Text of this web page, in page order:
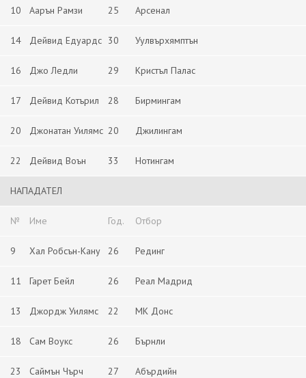
10 Аарън Рамзи 25 Арсенал
14 Дейвид Едуардс 30 Уулвърхямптън
16 Джо Ледли 29 Кристъл Палас
17 Дейвид Котърил 28 Бирмингам
20 Джонатан Уилямс 20 Джилингам
22 Дейвид Воън 33 Нотингам
НАПАДАТЕЛ
№ Име Год. Отбор
9 Хал Робсън-Кану 26 Рединг
11 Гарет Бейл 26 Реал Мадрид
13 Джордж Уилямс 22 МК Донс
18 Сам Воукс 26 Бърнли
23 Саймън Чърч 27 Абърдийн